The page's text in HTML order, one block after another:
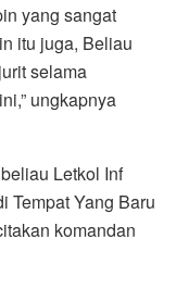
yang sangat
itu juga, Beliau
selama
ungkapnya
Letkol Inf
Tempat Yang Baru
komandan